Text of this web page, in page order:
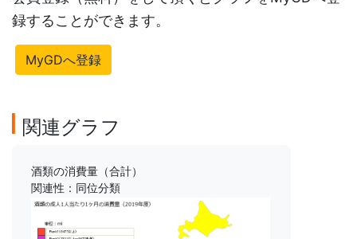
録することができます。
MyGDへ登録
関連グラフ
酒類の消費量（合計）
関連性：同位分類